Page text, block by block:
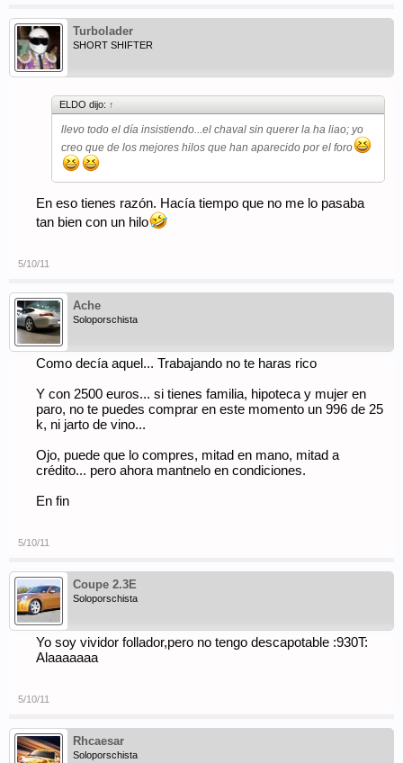
Turbolader
SHORT SHIFTER
ELDO dijo: ↑
llevo todo el día insistiendo...el chaval sin querer la ha liao; yo
creo que de los mejores hilos que han aparecido por el foro
En eso tienes razón. Hacía tiempo que no me lo pasaba
tan bien con un hilo
5/10/11
Ache
Soloporschista
Como decía aquel... Trabajando no te haras rico
Y con 2500 euros... si tienes familia, hipoteca y mujer en
paro, no te puedes comprar en este momento un 996 de 25
k, ni jarto de vino...
Ojo, puede que lo compres, mitad en mano, mitad a
crédito... pero ahora mantnelo en condiciones.
En fin
5/10/11
Coupe 2.3E
Soloporschista
Yo soy vividor follador,pero no tengo descapotable :930T:
Alaaaaaaa
5/10/11
Rhcaesar
Soloporschista